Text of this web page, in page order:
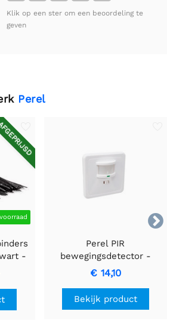
Klik op een ster om een beoordeling te
geven
Perel

-
Perel PIR
bewegingsdetector -
Inbouw met
bewegingsdetectie &
inbouwontwerp
€ 14,10
Bekijk product